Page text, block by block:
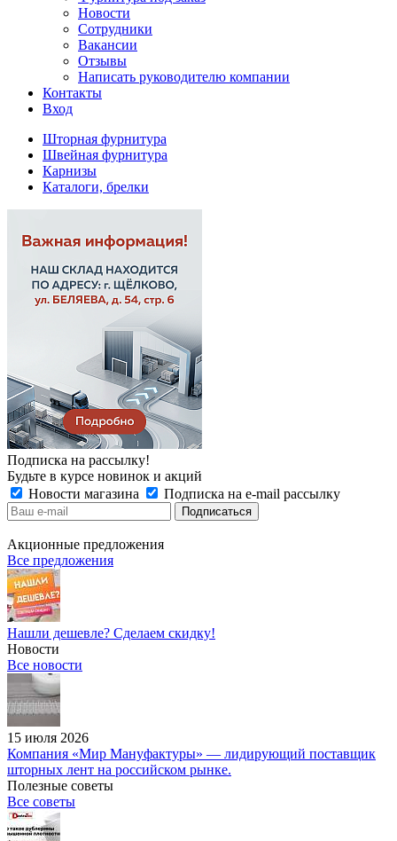
Новости
Сотрудники
Вакансии
Отзывы
Написать руководителю компании
Контакты
Вход
Шторная фурнитура
Швейная фурнитура
Карнизы
Каталоги, брелки
Подписка на рассылку!
Будьте в курсе новинок и акций
Новости магазина
Подписка на e-mail рассылку
Акционные предложения
Все предложения
Нашли дешевле? Сделаем скидку!
Новости
Все новости
15 июля 2026
Компания «Мир Мануфактуры» — лидирующий поставщик
шторных лент на российском рынке.
Полезные советы
Все советы